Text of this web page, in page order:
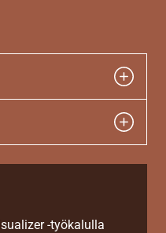
-työkalulla